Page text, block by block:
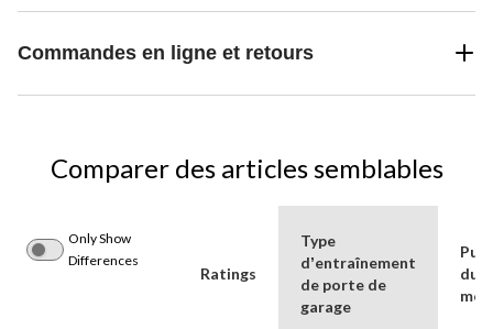
Commandes en ligne et retours
Comparer des articles semblables
Only Show
Differences
Ratings
Type
dʼentraînement
de porte de
garage
du